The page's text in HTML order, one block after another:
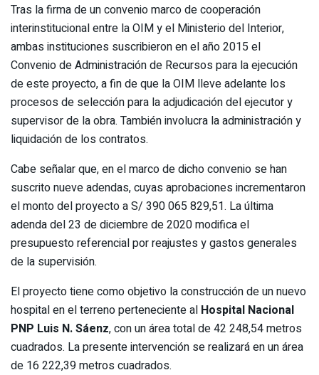
Tras la firma de un convenio marco de cooperación
interinstitucional entre la OIM y el Ministerio del Interior,
ambas instituciones suscribieron en el año 2015 el
Convenio de Administración de Recursos para la ejecución
de este proyecto, a fin de que la OIM lleve adelante los
procesos de selección para la adjudicación del ejecutor y
supervisor de la obra. También involucra la administración y
liquidación de los contratos.
Cabe señalar que, en el marco de dicho convenio se han
suscrito nueve adendas, cuyas aprobaciones incrementaron
el monto del proyecto a S/ 390 065 829,51. La última
adenda del 23 de diciembre de 2020 modifica el
presupuesto referencial por reajustes y gastos generales
de la supervisión.
El proyecto tiene como objetivo la construcción de un nuevo
hospital en el terreno perteneciente al Hospital Nacional
PNP Luis N. Sáenz, con un área total de 42 248,54 metros
cuadrados. La presente intervención se realizará en un área
de 16 222,39 metros cuadrados.